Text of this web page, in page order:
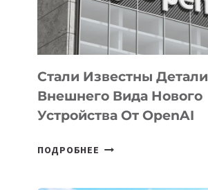
ИСКУССТВЕННОГО
ИНТЕЛЛЕКТА
Стали Известны Детали
Внешнего Вида Нового
Устройства От OpenAI
ПОДРОБНЕЕ СТАЛИ